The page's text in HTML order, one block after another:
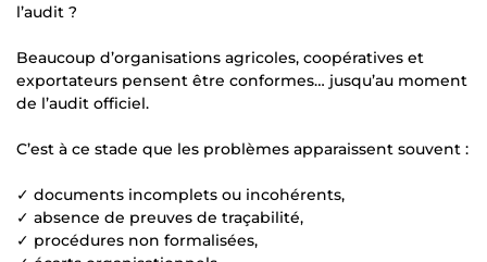
l’audit ?
Beaucoup d’organisations agricoles, coopératives et
exportateurs pensent être conformes… jusqu’au moment
de l’audit officiel.
C’est à ce stade que les problèmes apparaissent souvent :
✓ documents incomplets ou incohérents,
✓ absence de preuves de traçabilité,
✓ procédures non formalisées,